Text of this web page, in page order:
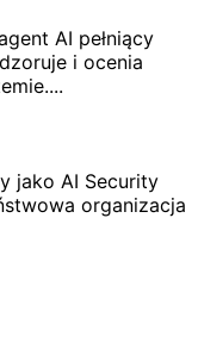
AI pełniący
i ocenia
jako AI Security
organizacja